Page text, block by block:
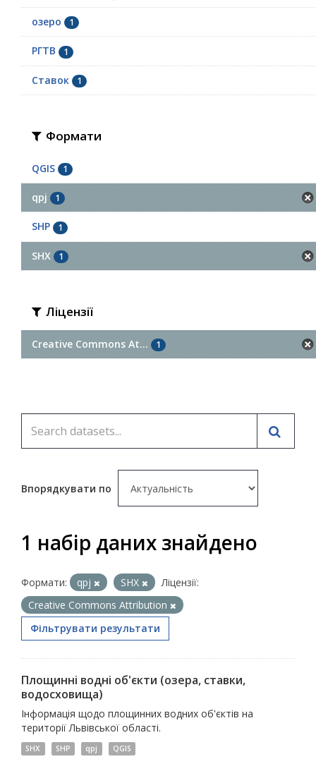
озеро 1
РГТВ 1
Ставок 1
Формати
QGIS 1
qpj 1
SHP 1
SHX 1
Ліцензії
Creative Commons At... 1
Впорядкувати по
1 набір даних знайдено
Формати: qpj SHX
Ліцензії:
Creative Commons Attribution
Фільтрувати результати
Площинні водні об'єкти (озера, ставки,
водосховища)
Інформація щодо площинних водних об'єктів на
території Львівської області.
SHX SHP qpj QGIS